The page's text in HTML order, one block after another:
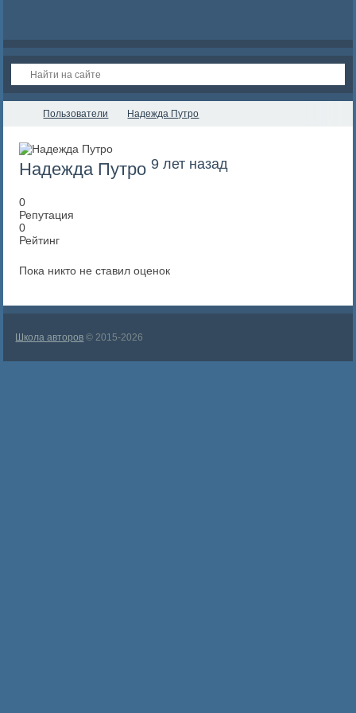
Пользователи Надежда Путро
Надежда Путро 9 лет назад
0
Репутация
0
Рейтинг
Пока никто не ставил оценок
Школа авторов © 2015-2026